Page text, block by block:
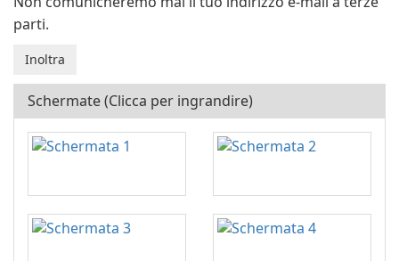
parti.
Schermate (Clicca per ingrandire)